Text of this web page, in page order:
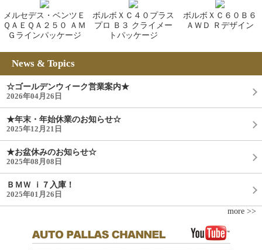
メルセデス・ベンツＥ
ＱＡＥＱＡ２５０ ＡＭ
Ｇラインパッケージ
ボルボＸＣ４０プラス
プロ Ｂ３ クライメー
トパッケージ
ボルボＸＣ６０Ｂ６
ＡＷＤ Ｒデザイン
News & Topics
☆ゴールデンウィーク営業案内★
2026年04月26日
★年末・年始休業のお知らせ☆
2025年12月21日
★お盆休みのお知らせ☆
2025年08月08日
ＢＭＷ ｉ７入庫！
2025年01月26日
more >>